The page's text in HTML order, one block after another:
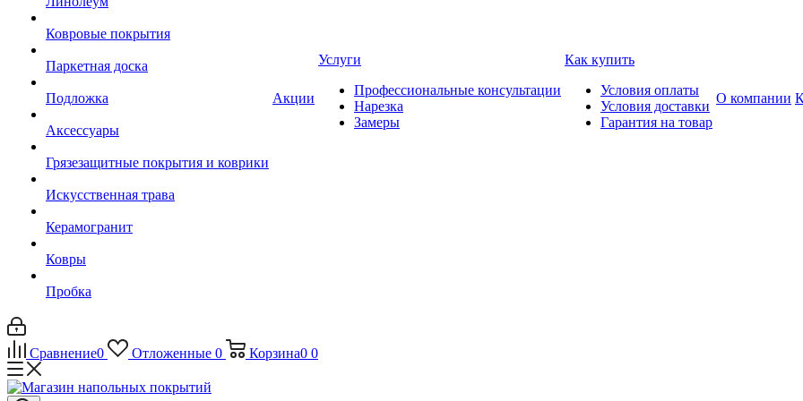
Ковровые покрытия
Паркетная доска
Подложка
Аксессуары
Грязезащитные покрытия и коврики
Искусственная трава
Керамогранит
Ковры
Пробка
Акции
Услуги
Профессиональные консультации
Нарезка
Замеры
Как купить
Условия оплаты
Условия доставки
Гарантия на товар
О компании
Сравнение0 Отложенные 0 Корзина0 0